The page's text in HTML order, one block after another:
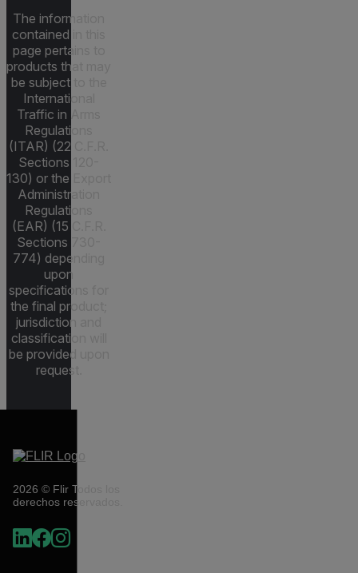
The information
contained in this
page pertains to
products that may
be subject to the
International
Traffic in Arms
Regulations
(ITAR) (22 C.F.R.
Sections 120-
130) or the Export
Administration
Regulations
(EAR) (15 C.F.R.
Sections 730-
774) depending
upon
specifications for
the final product;
jurisdiction and
classification will
be provided upon
request.
2026 © Flir Todos los
derechos reservados.